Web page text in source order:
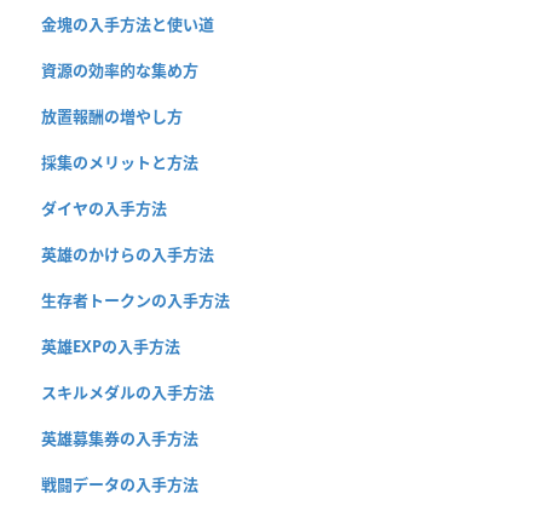
金塊の入手方法と使い道
資源の効率的な集め方
放置報酬の増やし方
採集のメリットと方法
ダイヤの入手方法
英雄のかけらの入手方法
生存者トークンの入手方法
英雄EXPの入手方法
スキルメダルの入手方法
英雄募集券の入手方法
戦闘データの入手方法